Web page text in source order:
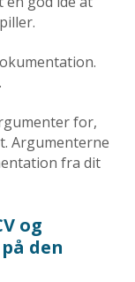
for,
Argumenterne
fra dit
og
den